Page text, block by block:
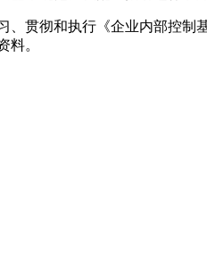
彻和执行《企业内部控制
料。